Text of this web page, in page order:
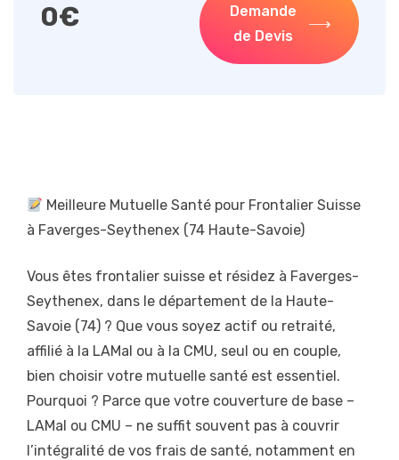
0€
Demande
de Devis
Meilleure Mutuelle Santé pour Frontalier Suisse
à Faverges-Seythenex (74 Haute-Savoie)
Vous êtes frontalier suisse et résidez à Faverges-
Seythenex, dans le département de la Haute-
Savoie (74) ? Que vous soyez actif ou retraité,
affilié à la LAMal ou à la CMU, seul ou en couple,
bien choisir votre mutuelle santé est essentiel.
Pourquoi ? Parce que votre couverture de base –
LAMal ou CMU – ne suffit souvent pas à couvrir
l’intégralité de vos frais de santé, notamment en